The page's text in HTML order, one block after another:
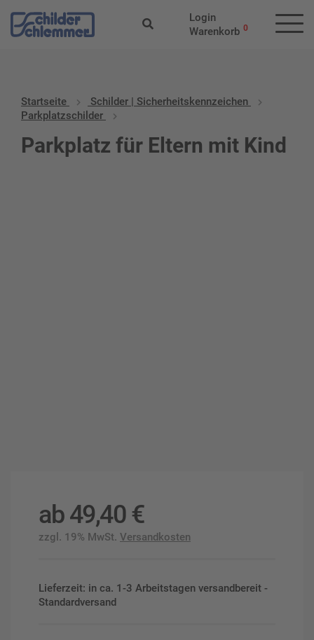
Login
Warenkorb 0
Startseite
Schilder | Sicherheitskennzeichen
Parkplatzschilder
Parkplatz für Eltern mit Kind
ab49,40 €
zzgl. 19% MwSt. Versandkosten
Lieferzeit: in ca. 1-3 Arbeitstagen versandbereit -
Standardversand